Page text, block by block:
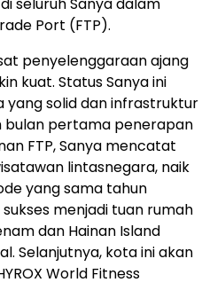
Port (FTP).
penyelenggaraan ajang
kuat. Status Sanya ini
solid dan infrastruktur
bulan pertama penerapan
FTP, Sanya mencatat
lintasnegara, naik
yang sama tahun
menjadi tuan rumah
dan Hainan Island
Selanjutnya, kota ini akan
World Fitness